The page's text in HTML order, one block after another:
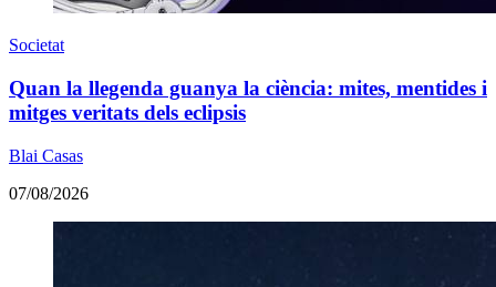
Societat
Quan la llegenda guanya la ciència: mites, mentides i
mitges veritats dels eclipsis
Blai Casas
07/08/2026